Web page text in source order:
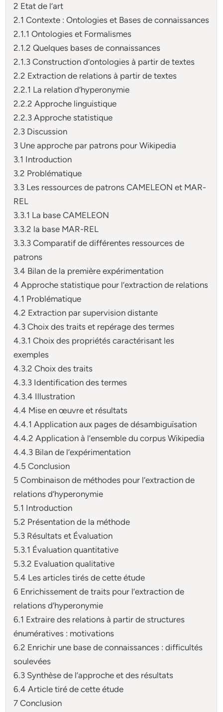
2 Etat de l’art
2.1 Contexte : Ontologies et Bases de connaissances
2.1.1 Ontologies et Formalismes
2.1.2 Quelques bases de connaissances
2.1.3 Construction d’ontologies à partir de textes
2.2 Extraction de relations à partir de textes
2.2.1 La relation d’hyperonymie
2.2.2 Approche linguistique
2.2.3 Approche statistique
2.3 Discussion
3 Une approche par patrons pour Wikipedia
3.1 Introduction
3.2 Problématique
3.3 Les ressources de patrons CAMELEON et MAR-
REL
3.3.1 La base CAMELEON
3.3.2 la base MAR-REL
3.3.3 Comparatif de différentes ressources de
patrons
3.4 Bilan de la première expérimentation
4 Approche statistique pour l’extraction de relations
4.1 Problématique
4.2 Extraction par supervision distante
4.3 Choix des traits et repérage des termes
4.3.1 Choix des propriétés caractérisant les
exemples
4.3.2 Choix des traits
4.3.3 Identification des termes
4.3.4 Illustration
4.4 Mise en œuvre et résultats
4.4.1 Application aux pages de désambiguïsation
4.4.2 Application à l’ensemble du corpus Wikipedia
4.4.3 Bilan de l’expérimentation
4.5 Conclusion
5 Combinaison de méthodes pour l’extraction de
relations d’hyperonymie
5.1 Introduction
5.2 Présentation de la méthode
5.3 Résultats et Évaluation
5.3.1 Évaluation quantitative
5.3.2 Evaluation qualitative
5.4 Les articles tirés de cette étude
6 Enrichissement de traits pour l’extraction de
relations d’hyperonymie
6.1 Extraire des relations à partir de structures
énumératives : motivations
6.2 Enrichir une base de connaissances : difficultés
soulevées
6.3 Synthèse de l’approche et des résultats
6.4 Article tiré de cette étude
7 Conclusion